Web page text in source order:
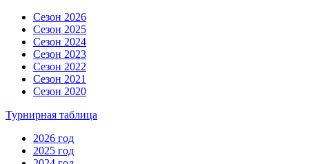
Сезон 2026
Сезон 2025
Сезон 2024
Сезон 2023
Сезон 2022
Сезон 2021
Сезон 2020
Турнирная таблица
2026 год
2025 год